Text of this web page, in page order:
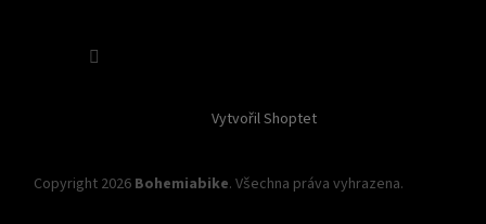
Vytvořil Shoptet
Copyright 2026 Bohemiabike. Všechna práva vyhrazena.